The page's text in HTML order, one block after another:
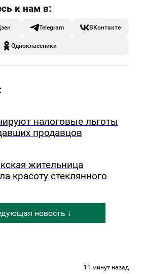
Telegram ВКонтакте
Одноклассники
налоговые льготы
продавцов
жительница
красоту стеклянного
новость ↓
11 минут назад